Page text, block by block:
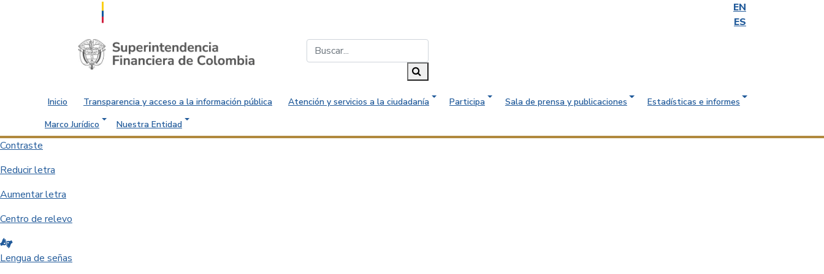
EN
ES
Saltar al contenido principal
Inicio Transparencia y acceso a la información pública Atención y servicios a la ciudadanía Participa Sala de prensa y publicaciones
Estadísticas e informes
Marco Jurídico
Nuestra Entidad
Contraste
Reducir letra
Aumentar letra
Centro de relevo
Lengua de señas